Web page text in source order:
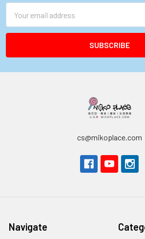
Address
cs@mikoplace.com
Navigate